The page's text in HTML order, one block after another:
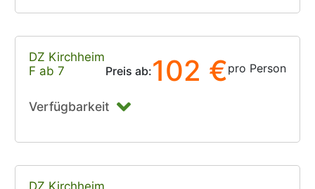
DZ Kirchheim
F ab 7
Preis ab:102 €pro Person
Verfügbarkeit